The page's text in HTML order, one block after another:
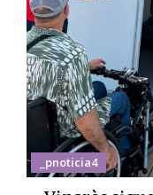
_pnoticia4